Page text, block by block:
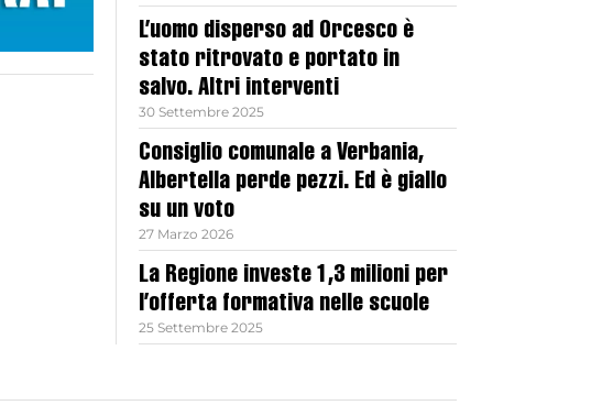
L’uomo disperso ad Orcesco è
stato ritrovato e portato in
salvo. Altri interventi
30 Settembre 2025
Consiglio comunale a Verbania,
Albertella perde pezzi. Ed è giallo
su un voto
27 Marzo 2026
La Regione investe 1,3 milioni per
l’offerta formativa nelle scuole
25 Settembre 2025